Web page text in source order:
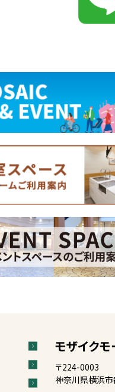
モザイク
〒224-0003
神奈川県横浜